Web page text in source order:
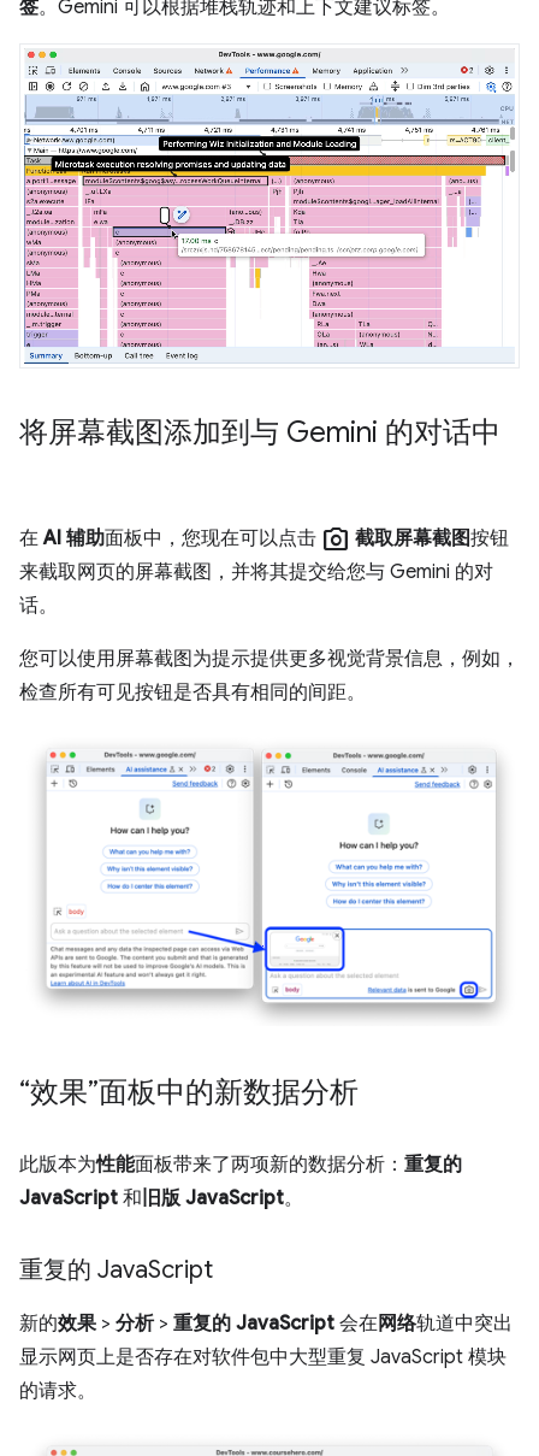
签。Gemini 可以根据堆栈轨迹和上下文建议标签。
将屏幕截图添加到与 Gemini 的对话中
在AI 辅助面板中，您现在可以点击 photo_camera 截取屏幕截图按钮
来截取网页的屏幕截图，并将其提交给您与 Gemini 的对
话。
您可以使用屏幕截图为提示提供更多视觉背景信息，例如，
检查所有可见按钮是否具有相同的间距。
“效果”面板中的新数据分析
此版本为性能面板带来了两项新的数据分析： 重复的
JavaScript 和 旧版 JavaScript。
重复的 JavaScript
新的效果 > 分析> 重复的 JavaScript 会在 网络轨道中突出
显示网页上是否存在对软件包中大型重复 JavaScript 模块
的请求。